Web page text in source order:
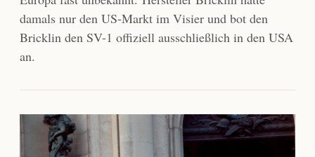
damals nur den US-Markt im Visier und bot den
Bricklin den SV-1 offiziell ausschließlich in den USA
an.